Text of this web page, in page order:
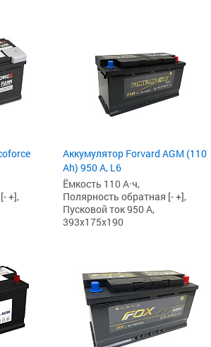
+],
Аккумулятор Forvard AGM (110
Ah) 950 А, L6
Ёмкость 110 А·ч,
Полярность обратная [- +],
Пусковой ток 950 А,
393x175x190